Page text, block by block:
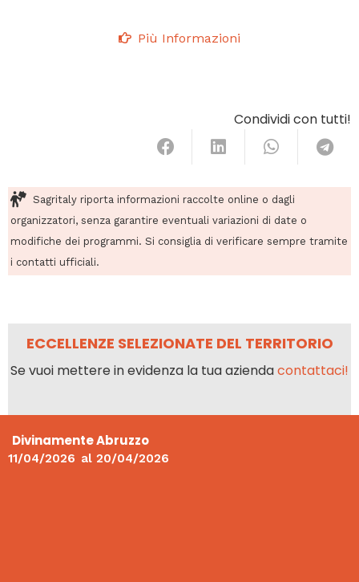
Più Informazioni
Condividi con tutti!
Sagritaly riporta informazioni raccolte online o dagli
organizzatori, senza garantire eventuali variazioni di date o
modifiche dei programmi. Si consiglia di verificare sempre tramite
i contatti ufficiali.
ECCELLENZE SELEZIONATE DEL TERRITORIO
Se vuoi mettere in evidenza la tua aziendacontattaci!
Divinamente Abruzzo
11/04/2026 al 20/04/2026